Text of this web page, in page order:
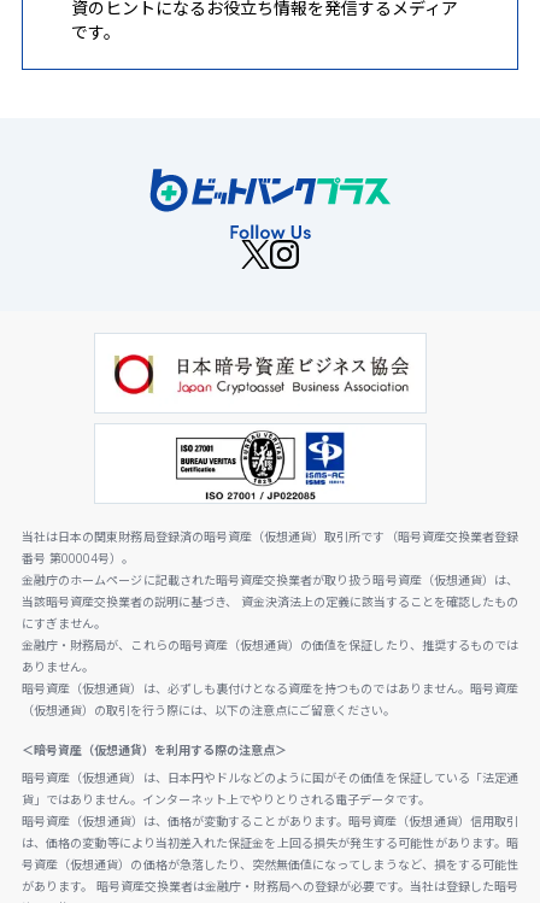
資のヒントになるお役立ち情報を発信するメディア
です。
当社は日本の関東財務局登録済の暗号資産（仮想通貨）取引所です（暗号資産交換業者登録
番号 第00004号）。
金融庁のホームページに記載された暗号資産交換業者が取り扱う暗号資産（仮想通貨）は、
当該暗号資産交換業者の説明に基づき、 資金決済法上の定義に該当することを確認したもの
にすぎません。
金融庁・財務局が、これらの暗号資産（仮想通貨）の価値を保証したり、推奨するものでは
ありません。
暗号資産（仮想通貨）は、必ずしも裏付けとなる資産を持つものではありません。暗号資産
（仮想通貨）の取引を行う際には、以下の注意点にご留意ください。
＜暗号資産（仮想通貨）を利用する際の注意点＞
暗号資産（仮想通貨）は、日本円やドルなどのように国がその価値を保証している「法定通
貨」ではありません。インターネット上でやりとりされる電子データです。
暗号資産（仮想通貨）は、価格が変動することがあります。暗号資産（仮想通貨）信用取引
は、価格の変動等により当初差入れた保証金を上回る損失が発生する可能性があります。暗
号資産（仮想通貨）の価格が急落したり、突然無価値になってしまうなど、損をする可能性
があります。 暗号資産交換業者は金融庁・財務局への登録が必要です。当社は登録した暗号